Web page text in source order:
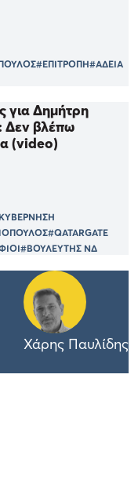
#ΕΠΙΤΡΟΠΗ#ΑΔΕΙΑ
για Δημήτρη
Δεν βλέπω
(video)
#QATARGATE
#ΒΟΥΛΕΥΤΗΣ ΝΔ
Χάρης Παυλίδης